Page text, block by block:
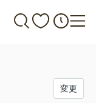
変更